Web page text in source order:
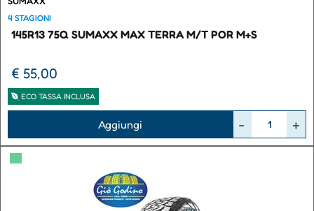
4 STAGIONI
145R13 75Q SUMAXX MAX TERRA M/T POR M+S
€ 55,00
ECO TASSA INCLUSA
Aggiungi
▀